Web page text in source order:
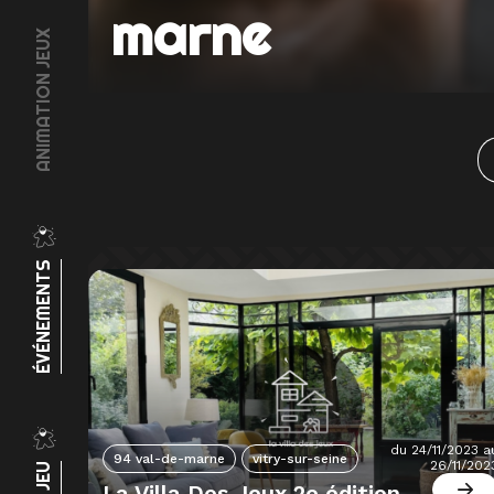
ÉVÉNEMENTS
ANIMATION JEUX
marne
94 val-de-marne vitry-sur-seine
du 24/11/2023
26/11/